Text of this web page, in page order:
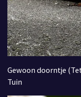
Gewoon doorntje
Tuin